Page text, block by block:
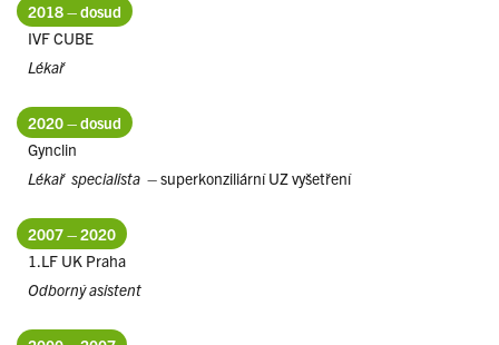
2018 – dosud
IVF CUBE
Lékař
2020 – dosud
Gynclin
Lékař specialista – superkonziliární UZ vyšetření
2007 – 2020
1.LF UK Praha
Odborný asistent